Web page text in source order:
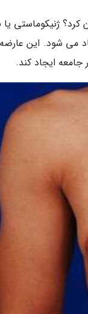
کرد؟ ژنیکوماستی یا
می شود. این
جامعه ایجاد کند.